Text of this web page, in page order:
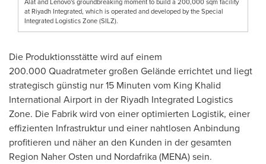
at Riyadh Integrated, which is operated and developed by the Special
Integrated Logistics Zone (SILZ).
Die Produktionsstätte wird auf einem
200.000 Quadratmeter großen Gelände errichtet und liegt
strategisch günstig nur 15 Minuten vom King Khalid
International Airport in der Riyadh Integrated Logistics
Zone. Die Fabrik wird von einer optimierten Logistik, einer
effizienten Infrastruktur und einer nahtlosen Anbindung
profitieren und näher an den Kunden in der gesamten
Region Naher Osten und Nordafrika (MENA) sein.